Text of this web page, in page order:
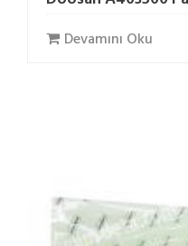
Devamını Oku